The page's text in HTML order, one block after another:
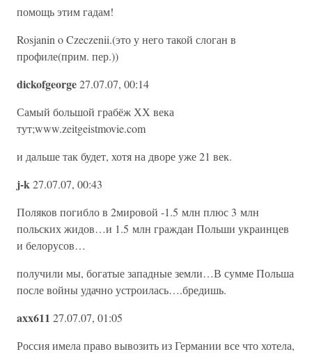
помощь этим гадам!
Rosjanin o Czeczenii.(это у него такой слоган в
профиле(прим. пер.))
dickofgeorge27.07.07, 00:14
Самый большой грабёж ХХ века
тут;www.zeitgeistmovie.com
и дальше так будет, хотя на дворе уже 21 век.
j-k27.07.07, 00:43
Поляков погибло в 2мировой -1.5 млн плюс 3 млн
польских жидов…и 1.5 млн граждан Польши украинцев
и белорусов…
получили мы, богатые западные земли…В сумме Польша
после войны удачно устроилась….бредишь.
axx611 27.07.07, 01:05
Россия имела право вывозить из Германии все что хотела,